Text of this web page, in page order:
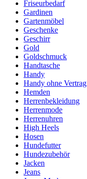
Friseurbedarf
Gardinen
Gartenmöbel
Geschenke
Geschirr
Gold
Goldschmuck
Handtasche
Handy
Handy ohne Vertrag
Hemden
Herrenbekleidung
Herrenmode
Herrenuhren
High Heels
Hosen
Hundefutter
Hundezubehör
Jacken
Jeans